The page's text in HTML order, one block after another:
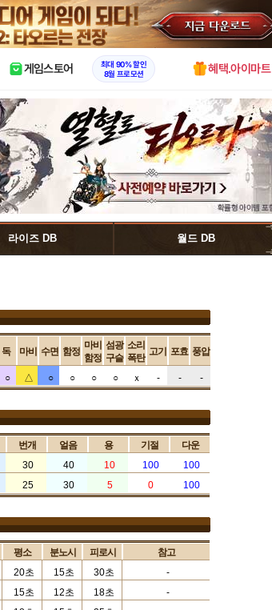
X
게임스토어
최대 90% 할인
8월 프로모션
혜택.아이마트
라이즈 DB 월드 DB
독 마비 수면 함정
마비
함정
섬광
구슬
소리
폭탄
고기 포효 풍압
○ △ ○ ○ ○ ○ ｘ - - -
번개 얼음 용 기절
다운
30 40 10 100
100
25 30 5 0 100
평소 분노시 피로시
참고
20초 15초 30초
-
15초 12초 18초
-